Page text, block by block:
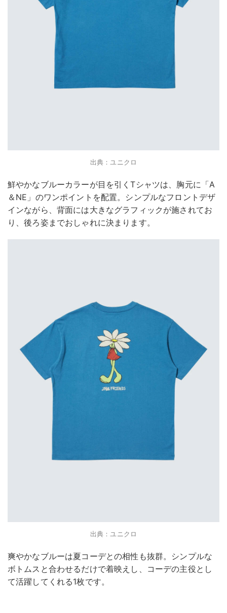
出典：ユニクロ
鮮やかなブルーカラーが目を引くTシャツは、胸元に「A
＆NE」のワンポイントを配置。シンプルなフロントデザ
インながら、背面には大きなグラフィックが施されてお
り、後ろ姿までおしゃれに決まります。
出典：ユニクロ
爽やかなブルーは夏コーデとの相性も抜群。シンプルな
ボトムスと合わせるだけで着映えし、コーデの主役とし
て活躍してくれる1枚です。